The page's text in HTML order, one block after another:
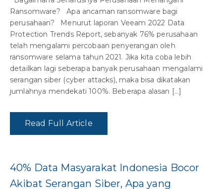
Ransomware? Apa ancaman ransomware bagi
perusahaan? Menurut laporan Veeam 2022 Data
Protection Trends Report, sebanyak 76% perusahaan
telah mengalami percobaan penyerangan oleh
ransomware selama tahun 2021. Jika kita coba lebih
detailkan lagi seberapa banyak perusahaan mengalami
serangan siber (cyber attacks), maka bisa dikatakan
jumlahnya mendekati 100%. Beberapa alasan […]
Read Full Article
40% Data Masyarakat Indonesia Bocor
Akibat Serangan Siber, Apa yang